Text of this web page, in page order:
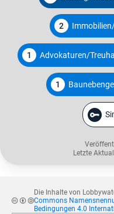
2
1 Advokaturen/
1
Letzte
Die Inhalte von
Commons
Bedingungen 4.0